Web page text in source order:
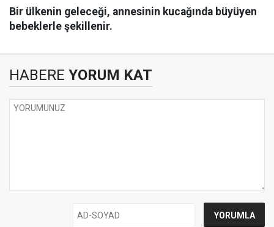
Bir ülkenin geleceği, annesinin kucağında büyüyen
bebeklerle şekillenir.
HABERE YORUM KAT